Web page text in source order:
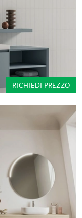
RICHIEDI PREZZO